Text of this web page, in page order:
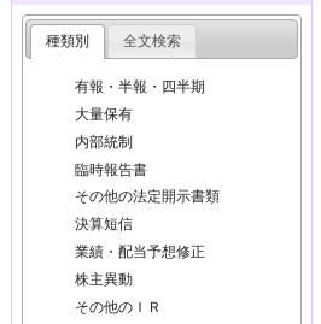
種類別 全文検索
有報・半報・四半期
大量保有
内部統制
臨時報告書
その他の法定開示書類
決算短信
業績・配当予想修正
株主異動
その他のＩＲ